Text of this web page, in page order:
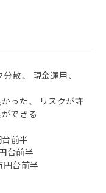
散、 現金運用、
った、 リスクが許
できる
前半
台前半
台前半